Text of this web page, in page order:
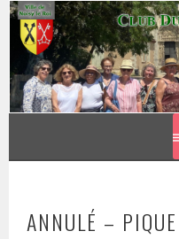
Aller
contenu
principal
CLUB DU
BOUGER, VISITER,
ANNULÉ –